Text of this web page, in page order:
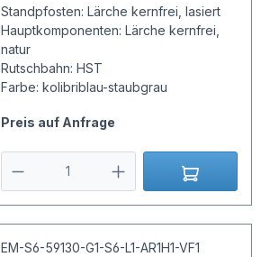
Standpfosten: Lärche kernfrei, lasiert
Hauptkomponenten: Lärche kernfrei,
natur
Rutschbahn: HST
Farbe: kolibriblau-staubgrau
Preis auf Anfrage
EM-S6-59130-G1-S6-L1-AR1H1-VF1